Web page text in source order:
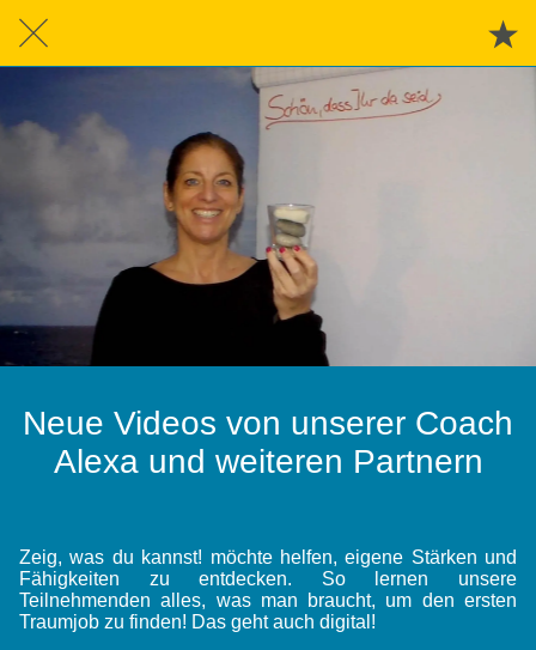
Neue Videos von unserer Coach
Alexa und weiteren Partnern
Zeig, was du kannst! möchte helfen, eigene Stärken und
Fähigkeiten zu entdecken. So lernen unsere
Teilnehmenden alles, was man braucht, um den ersten
Traumjob zu finden! Das geht auch digital!